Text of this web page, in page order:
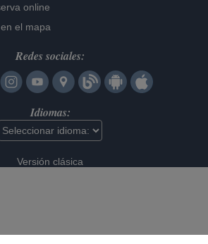
online
el mapa
Redes sociales:
Idiomas:
Versión clásica